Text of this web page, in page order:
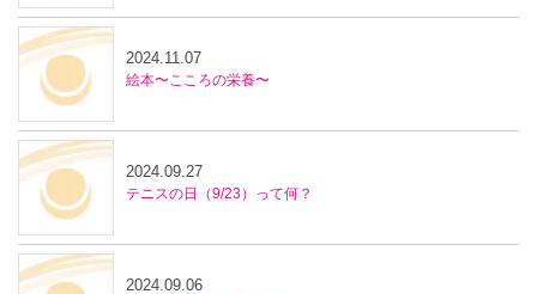
絵本〜こころの栄養〜
2024.11.07
テニスの日（9/23）って何？
2024.09.27
2024.09.06